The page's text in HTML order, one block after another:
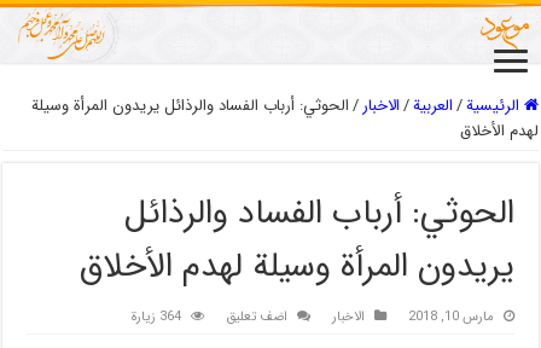
الرئيسية/العربیة/الاخبار/الحوثي: أرباب الفساد والرذائل يريدون المرأة وسيلة
لهدم الأخلاق
الحوثي: أرباب الفساد والرذائل
يريدون المرأة وسيلة لهدم الأخلاق
مارس 10, 2018 الاخبار اضف تعليق 364 زيارة